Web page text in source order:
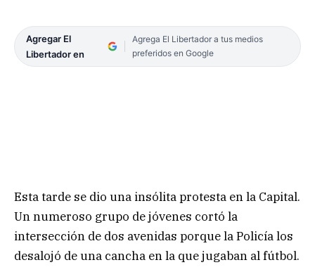
Agregar El
Libertador en
Agrega El Libertador a tus medios
preferidos en Google
Esta tarde se dio una insólita protesta en la Capital.
Un numeroso grupo de jóvenes cortó la
intersección de dos avenidas porque la Policía los
desalojó de una cancha en la que jugaban al fútbol.